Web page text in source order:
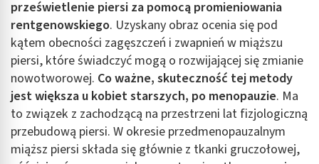
prześwietlenie piersi za pomocą promieniowania
rentgenowskiego. Uzyskany obraz ocenia się pod
kątem obecności zagęszczeń i zwapnień w miąższu
piersi, które świadczyć mogą o rozwijającej się zmianie
nowotworowej. Co ważne, skuteczność tej metody
jest większa u kobiet starszych, po menopauzie. Ma
to związek z zachodzącą na przestrzeni lat fizjologiczną
przebudową piersi. W okresie przedmenopauzalnym
miąższ piersi składa się głównie z tkanki gruczołowej,